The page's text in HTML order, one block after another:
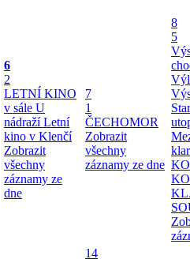
6
2
LETNÍ KINO
v sále U
nádražíLetní
kino v Klenčí
Zobrazit
všechny
záznamy ze
dne
7
1
ČECHOMOR
Zobrazit
všechny
záznamy ze dne
8
5
14